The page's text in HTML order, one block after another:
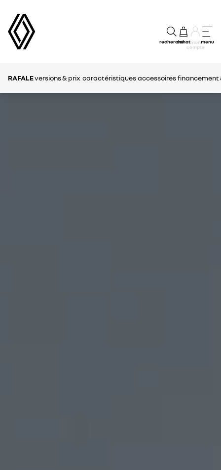
rechercheachatmon
compte
menu
RAFALEversions & prix caractéristiquesaccessoiresfinancement